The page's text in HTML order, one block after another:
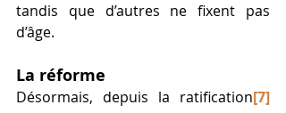
tandis que d’autres ne fixent pas
d’âge.
La réforme
Désormais, depuis la ratification[7]